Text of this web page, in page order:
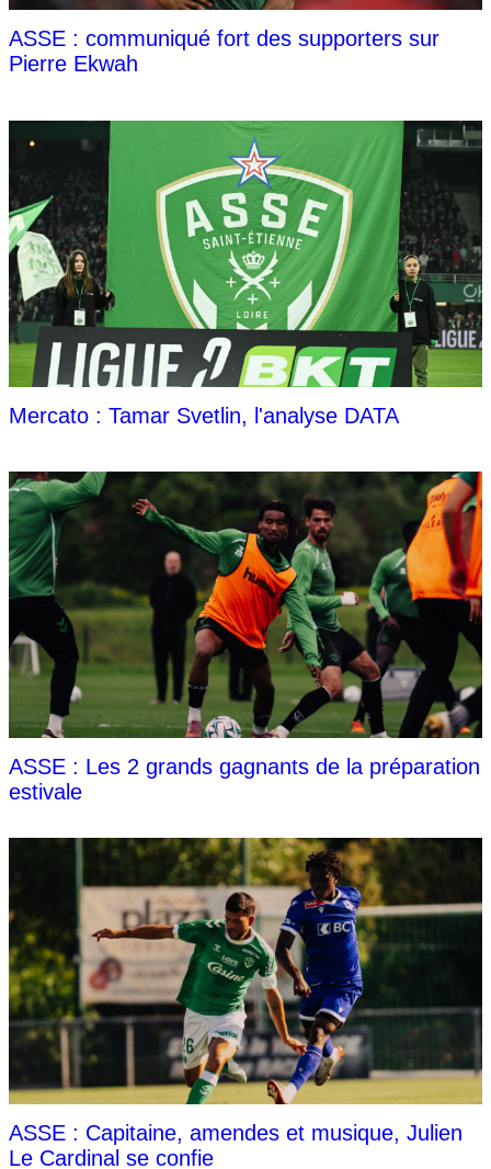
ASSE : communiqué fort des supporters sur
Pierre Ekwah
Mercato : Tamar Svetlin, l'analyse DATA
ASSE : Les 2 grands gagnants de la préparation
estivale
ASSE : Capitaine, amendes et musique, Julien
Le Cardinal se confie